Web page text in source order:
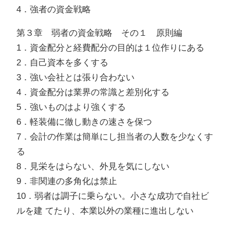
4．強者の資金戦略
第３章 弱者の資金戦略 その１ 原則編
1．資金配分と経費配分の目的は１位作りにある
2．自己資本を多くする
3．強い会社とは張り合わない
4．資金配分は業界の常識と差別化する
5．強いものはより強くする
6．軽装備に徹し動きの速さを保つ
7．会計の作業は簡単にし担当者の人数を少なくす
る
8．見栄をはらない、外見を気にしない
9．非関連の多角化は禁止
10．弱者は調子に乗らない。小さな成功で自社ビ
ルを建 てたり、本業以外の業種に進出しない